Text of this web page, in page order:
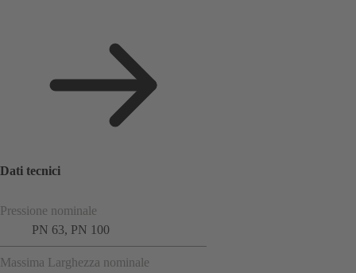
Dati tecnici
Pressione nominale
PN 63, PN 100
Massima Larghezza nominale